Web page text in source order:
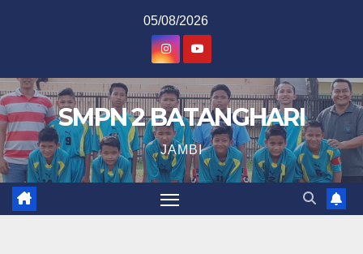
05/08/2026
SMPN 2 BATANGHARI
JAMBI